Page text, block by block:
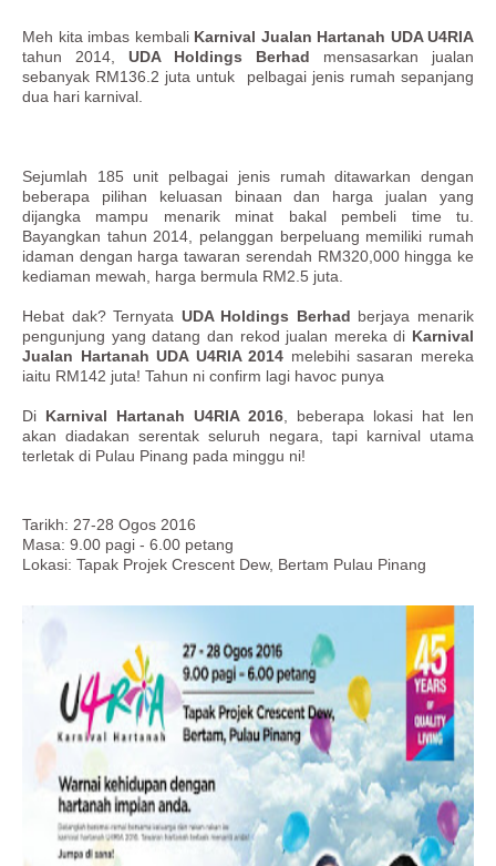
Meh kita imbas kembali Karnival Jualan Hartanah UDA U4RIA
tahun 2014, UDA Holdings Berhad mensasarkan jualan
sebanyak RM136.2 juta untuk pelbagai jenis rumah sepanjang
dua hari karnival.
Sejumlah 185 unit pelbagai jenis rumah ditawarkan dengan
beberapa pilihan keluasan binaan dan harga jualan yang
dijangka mampu menarik minat bakal pembeli time tu.
Bayangkan tahun 2014, pelanggan berpeluang memiliki rumah
idaman dengan harga tawaran serendah RM320,000 hingga ke
kediaman mewah, harga bermula RM2.5 juta.
Hebat dak? Ternyata UDA Holdings Berhad berjaya menarik
pengunjung yang datang dan rekod jualan mereka di Karnival
Jualan Hartanah UDA U4RIA 2014 melebihi sasaran mereka
iaitu RM142 juta! Tahun ni confirm lagi havoc punya
Di Karnival Hartanah U4RIA 2016 , beberapa lokasi hat len
akan diadakan serentak seluruh negara, tapi karnival utama
terletak di Pulau Pinang pada minggu ni!
Tarikh: 27-28 Ogos 2016
Masa: 9.00 pagi - 6.00 petang
Lokasi: Tapak Projek Crescent Dew, Bertam Pulau Pinang